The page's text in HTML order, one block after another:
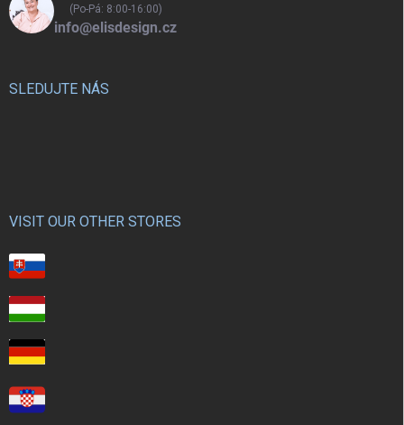
(Po-Pá: 8:00-16:00)
info@elisdesign.cz
SLEDUJTE NÁS
VISIT OUR OTHER STORES